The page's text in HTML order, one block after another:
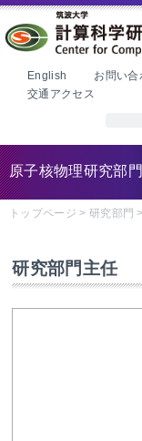
本文へ
English お問い合
交通アクセス
原子核物理研究部門
トップページ > 研究部門 >
研究部門主任